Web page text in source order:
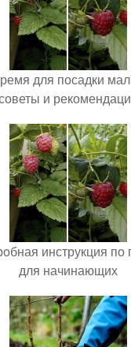
для посадки
и
инструкция
для начинающих